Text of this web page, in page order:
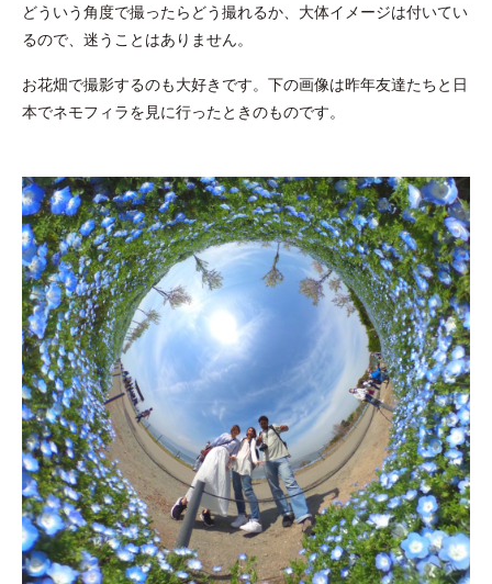
どういう角度で撮ったらどう撮れるか、大体イメージは付いてい
るので、迷うことはありません。
お花畑で撮影するのも大好きです。下の画像は昨年友達たちと日
本でネモフィラを見に行ったときのものです。